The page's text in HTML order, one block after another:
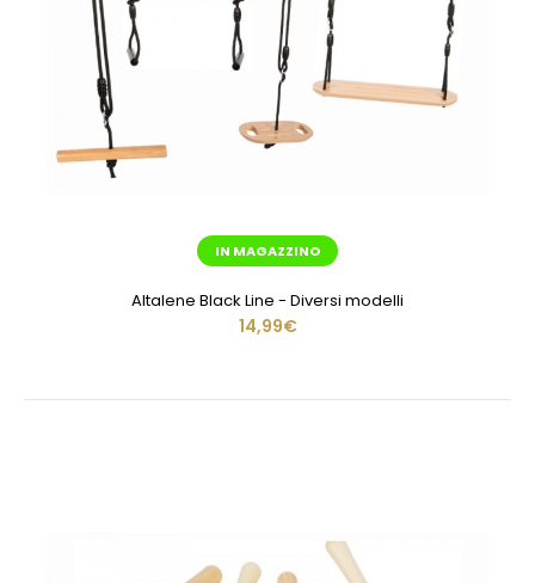
IN MAGAZZINO
Altalene Black Line - Diversi modelli
14,99€